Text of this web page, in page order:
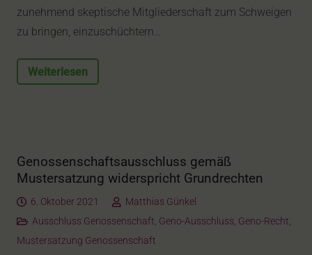
zunehmend skeptische Mitgliederschaft zum Schweigen
zu bringen, einzuschüchtern…
Weiterlesen
Genossenschaftsausschluss gemäß
Mustersatzung widerspricht Grundrechten
6. Oktober 2021
Matthias Günkel
Ausschluss Genossenschaft, Geno-Ausschluss, Geno-Recht,
Mustersatzung Genossenschaft